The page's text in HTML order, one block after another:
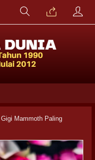
Mammoth Paling